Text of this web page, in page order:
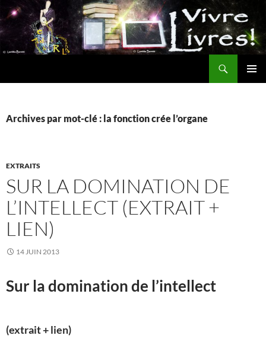
Aller
au
contenu
Archives par mot-clé : la fonction crée l’organe
EXTRAITS
SUR LA DOMINATION DE
L’INTELLECT (EXTRAIT +
LIEN)
14 JUIN 2013
Sur la domination de l’intellect
(extrait + lien)